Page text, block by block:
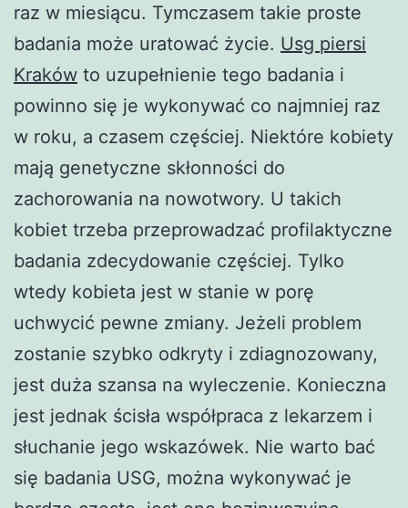
raz w miesiącu. Tymczasem takie proste
badania może uratować życie. Usg piersi
Kraków to uzupełnienie tego badania i
powinno się je wykonywać co najmniej raz
w roku, a czasem częściej. Niektóre kobiety
mają genetyczne skłonności do
zachorowania na nowotwory. U takich
kobiet trzeba przeprowadzać profilaktyczne
badania zdecydowanie częściej. Tylko
wtedy kobieta jest w stanie w porę
uchwycić pewne zmiany. Jeżeli problem
zostanie szybko odkryty i zdiagnozowany,
jest duża szansa na wyleczenie. Konieczna
jest jednak ścisła współpraca z lekarzem i
słuchanie jego wskazówek. Nie warto bać
się badania USG, można wykonywać je